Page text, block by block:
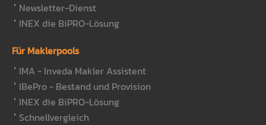
Newsletter-Dienst
INEX die BiPRO-Lösung
Für Maklerpools
IMA - Inveda Makler Assistent
IBePro - Bestand und Provision
INEX die BiPRO-Lösung
Schnellvergleich